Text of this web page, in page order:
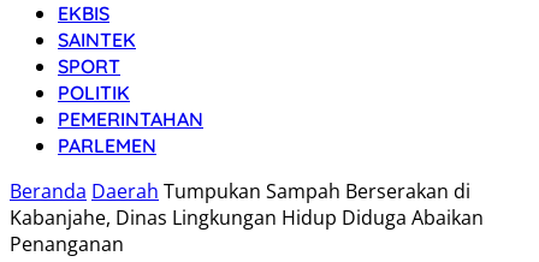
EKBIS
SAINTEK
SPORT
POLITIK
PEMERINTAHAN
PARLEMEN
Beranda Daerah Tumpukan Sampah Berserakan di
Kabanjahe, Dinas Lingkungan Hidup Diduga Abaikan
Penanganan